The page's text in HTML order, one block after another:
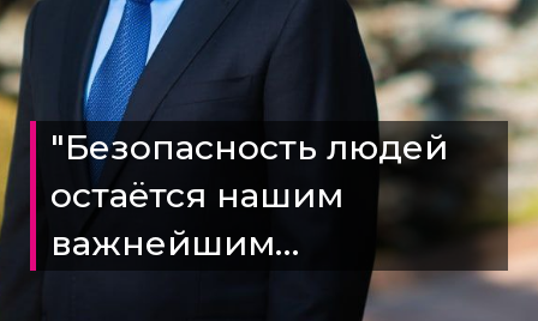
"Безопасность людей
остаëтся нашим
важнейшим